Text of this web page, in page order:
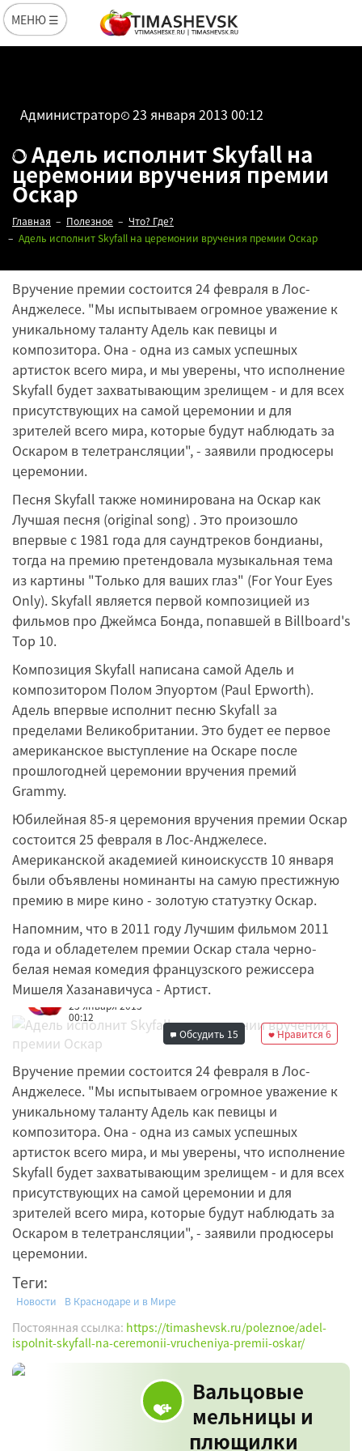
МЕНЮ ☰
Администратор 23 января 2013 00:12
Адель исполнит Skyfall на
церемонии вручения премии
Оскар
Главная Полезное
Что? Где?
Адель исполнит Skyfall на церемонии вручения премии Оскар
Вручение премии состоится 24 февраля в Лос-
Анджелесе. "Мы испытываем огромное уважение к
уникальному таланту Адель как певицы и
композитора. Она - одна из самых успешных
артисток всего мира, и мы уверены, что исполнение
Skyfall будет захватывающим зрелищем - и для всех
присутствующих на самой церемонии и для
зрителей всего мира, которые будут наблюдать за
Оскаром в телетрансляции", - заявили продюсеры
церемонии.
Песня Skyfall также номинирована на Оскар как
Лучшая песня (original song) . Это произошло
впервые с 1981 года для саундтреков бондианы,
тогда на премию претендовала музыкальная тема
из картины "Только для ваших глаз" (For Your Eyes
Only). Skyfall является первой композицией из
фильмов про Джеймса Бонда, попавшей в Billboard's
Top 10.
Композиция Skyfall написана самой Адель и
композитором Полом Эпуортом (Paul Epworth).
Адель впервые исполнит песню Skyfall за
пределами Великобритании. Это будет ее первое
американское выступление на Оскаре после
прошлогодней церемонии вручения премий
Grammy.
Юбилейная 85-я церемония вручения премии Оскар
состоится 25 февраля в Лос-Анджелесе.
Американской академией киноискусств 10 января
были объявлены номинанты на самую престижную
премию в мире кино - золотую статуэтку Оскар.
Напомним, что в 2011 году Лучшим фильмом 2011
года и обладетелем премии Оскар стала черно-
белая немая комедия французского режиссера
Мишеля Хазанавичуса - Артист.
Редакция
23 января 2013
00:12
Нравится6
Обсудить 15
Вручение премии состоится 24 февраля в Лос-
Анджелесе. "Мы испытываем огромное уважение к
уникальному таланту Адель как певицы и
композитора. Она - одна из самых успешных
артисток всего мира, и мы уверены, что исполнение
Skyfall будет захватывающим зрелищем - и для всех
присутствующих на самой церемонии и для
зрителей всего мира, которые будут наблюдать за
Оскаром в телетрансляции", - заявили продюсеры
церемонии.
Теги:
Новости В Краснодаре и в Мире
Постоянная ссылка: https://timashevsk.ru/poleznoe/adel-
ispolnit-skyfall-na-ceremonii-vrucheniya-premii-oskar/
Вальцовые
мельницы и
плющилки